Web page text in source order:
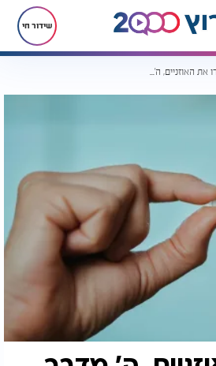
שידור חי
חדדו את האוזניים, ה׳ מדבר אתכם